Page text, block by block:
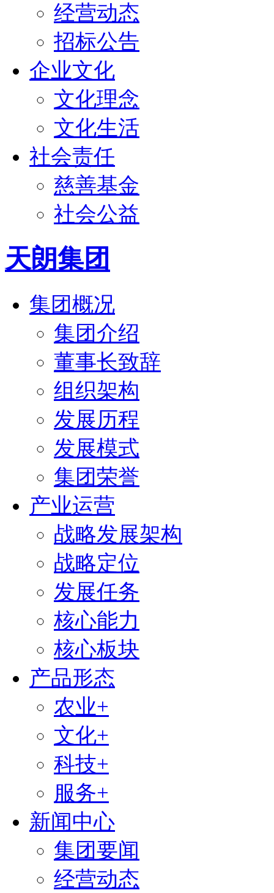
经营动态
招标公告
企业文化
文化理念
文化生活
社会责任
慈善基金
社会公益
天朗集团
集团概况
集团介绍
董事长致辞
组织架构
发展历程
发展模式
集团荣誉
产业运营
战略发展架构
战略定位
发展任务
核心能力
核心板块
产品形态
农业+
文化+
科技+
服务+
新闻中心
集团要闻
经营动态